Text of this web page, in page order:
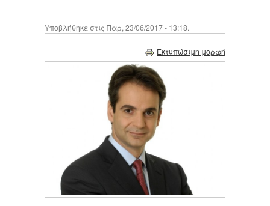
Υποβλήθηκε στις Παρ, 23/06/2017 - 13:18.
Εκτυπώσιμη μορφή